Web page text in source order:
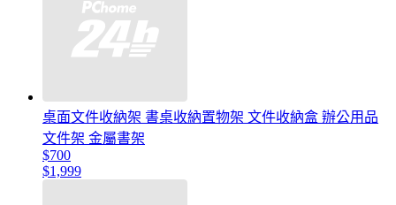
桌面文件收納架 書桌收納置物架 文件收納盒 辦公用品
文件架 金屬書架
$700
$1,999